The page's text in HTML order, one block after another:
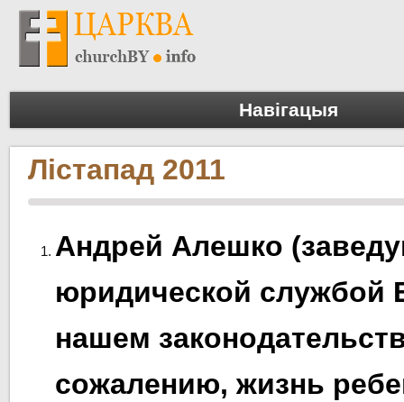
Навігацыя
Лістапад 2011
Андрей Алешко
юридической службой
нашем
сожалению, жизнь